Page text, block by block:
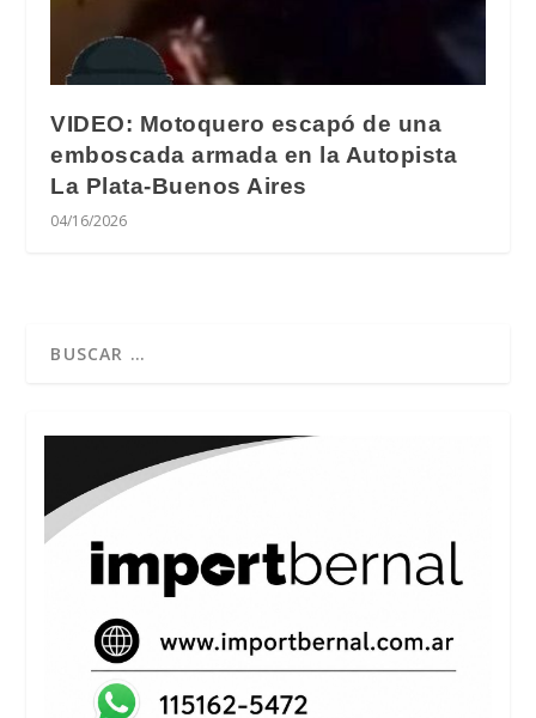
VIDEO: Motoquero escapó de una
emboscada armada en la Autopista
La Plata-Buenos Aires
04/16/2026